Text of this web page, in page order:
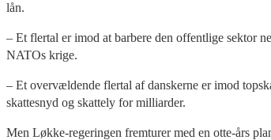
lån.
– Et flertal er imod at barbere den offentlige sektor
NATOs krige.
– Et overvældende flertal af danskerne er imod
skattesnyd og skattely for milliarder.
Men Løkke-regeringen fremturer med en otte-års